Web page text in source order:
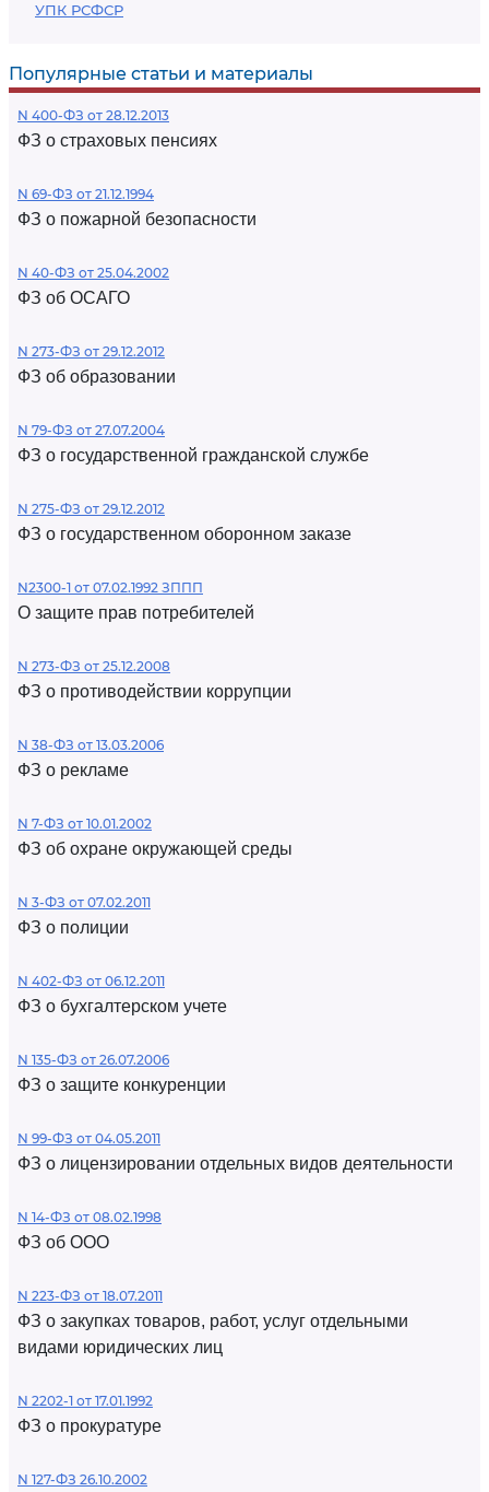
УПК РСФСР
Популярные статьи и материалы
N 400-ФЗ от 28.12.2013
ФЗ о страховых пенсиях
N 69-ФЗ от 21.12.1994
ФЗ о пожарной безопасности
N 40-ФЗ от 25.04.2002
ФЗ об ОСАГО
N 273-ФЗ от 29.12.2012
ФЗ об образовании
N 79-ФЗ от 27.07.2004
ФЗ о государственной гражданской службе
N 275-ФЗ от 29.12.2012
ФЗ о государственном оборонном заказе
N2300-1 от 07.02.1992 ЗППП
О защите прав потребителей
N 273-ФЗ от 25.12.2008
ФЗ о противодействии коррупции
N 38-ФЗ от 13.03.2006
ФЗ о рекламе
N 7-ФЗ от 10.01.2002
ФЗ об охране окружающей среды
N 3-ФЗ от 07.02.2011
ФЗ о полиции
N 402-ФЗ от 06.12.2011
ФЗ о бухгалтерском учете
N 135-ФЗ от 26.07.2006
ФЗ о защите конкуренции
N 99-ФЗ от 04.05.2011
ФЗ о лицензировании отдельных видов деятельности
N 14-ФЗ от 08.02.1998
ФЗ об ООО
N 223-ФЗ от 18.07.2011
ФЗ о закупках товаров, работ, услуг отдельными
видами юридических лиц
N 2202-1 от 17.01.1992
ФЗ о прокуратуре
N 127-ФЗ 26.10.2002